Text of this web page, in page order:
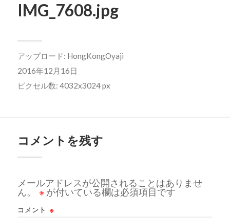
IMG_7608.jpg
アップロード: HongKongOyaji
2016年12月16日
ピクセル数: 4032x3024 px
コメントを残す
メールアドレスが公開されることはありませ
ん。
※ が付いている欄は必須項目です
コメント ※